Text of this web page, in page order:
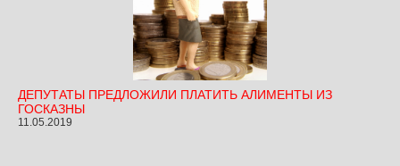
ДЕПУТАТЫ ПРЕДЛОЖИЛИ ПЛАТИТЬ АЛИМЕНТЫ ИЗ
ГОСКАЗНЫ
11.05.2019